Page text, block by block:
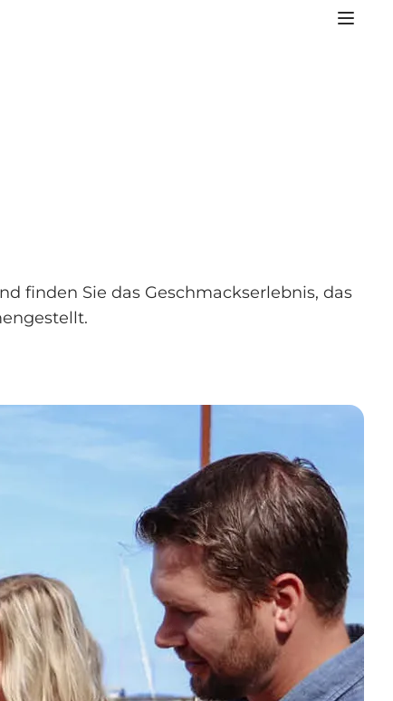
finden Sie das Geschmackserlebnis, das